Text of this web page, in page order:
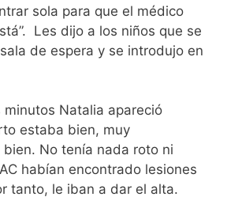
sola para que el médico
Les dijo a los niños que se
de espera y se introdujo en
Natalia apareció
estaba bien, muy
No tenía nada roto ni
habían encontrado lesiones
tanto, le iban a dar el alta.